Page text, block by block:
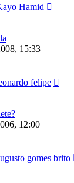
Hamid
15:33
felipe
12:00
gomes brito